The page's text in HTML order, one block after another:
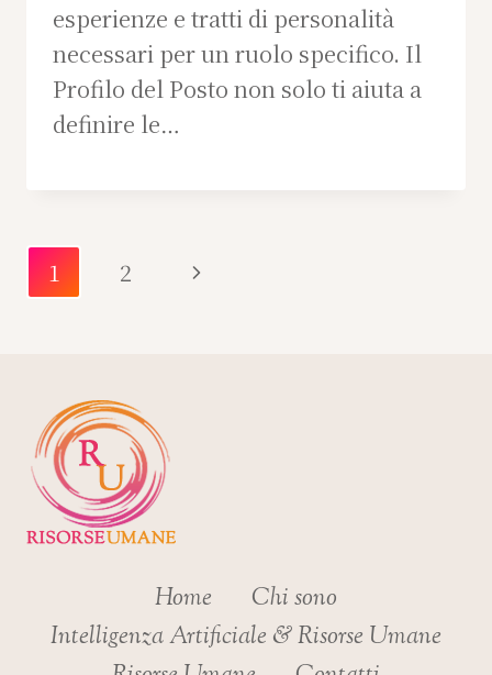
esperienze e tratti di personalità
necessari per un ruolo specifico. Il
Profilo del Posto non solo ti aiuta a
definire le…
Navigazione
pagina
1 2
Pagina
Home
Chi sono
Intelligenza Artificiale & Risorse Umane